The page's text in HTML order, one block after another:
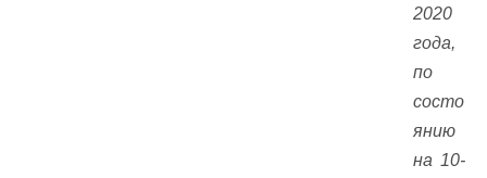
2020
года,
по
состо
янию
на 10-